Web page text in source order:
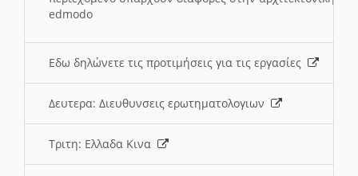
edmodo
Εδω δηλώνετε τις προτιμήσεις για τις εργασίες
Δευτερα: Διευθυνσεις ερωτηματολογιων
Τριτη: Ελλαδα Κινα